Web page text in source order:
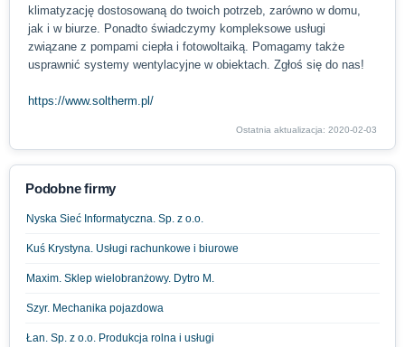
klimatyzację dostosowaną do twoich potrzeb, zarówno w domu,
jak i w biurze. Ponadto świadczymy kompleksowe usługi
związane z pompami ciepła i fotowoltaiką. Pomagamy także
usprawnić systemy wentylacyjne w obiektach. Zgłoś się do nas!
https://www.soltherm.pl/
Ostatnia aktualizacja: 2020-02-03
Podobne firmy
Nyska Sieć Informatyczna. Sp. z o.o.
Kuś Krystyna. Usługi rachunkowe i biurowe
Maxim. Sklep wielobranżowy. Dytro M.
Szyr. Mechanika pojazdowa
Łan. Sp. z o.o. Produkcja rolna i usługi